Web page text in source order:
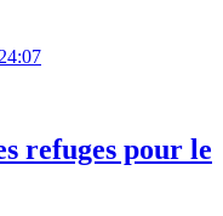
refuges pour le